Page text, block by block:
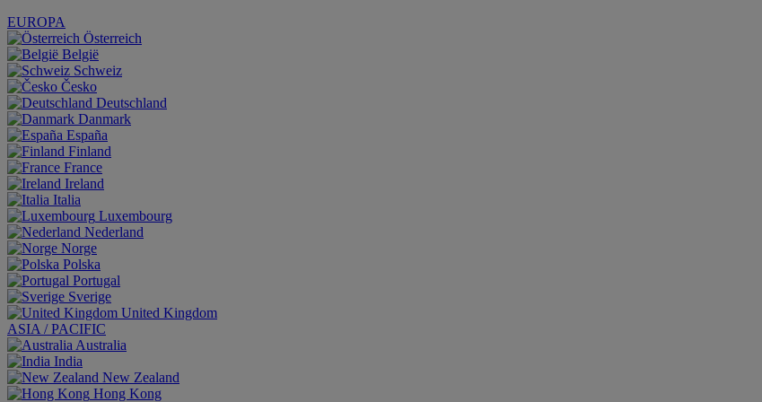
EUROPA
Österreich
België
Schweiz
Česko
Deutschland
Danmark
España
Finland
France
Ireland
Italia
Luxembourg
Nederland
Norge
Polska
Portugal
Sverige
United Kingdom
ASIA / PACIFIC
Australia
India
New Zealand
Hong Kong